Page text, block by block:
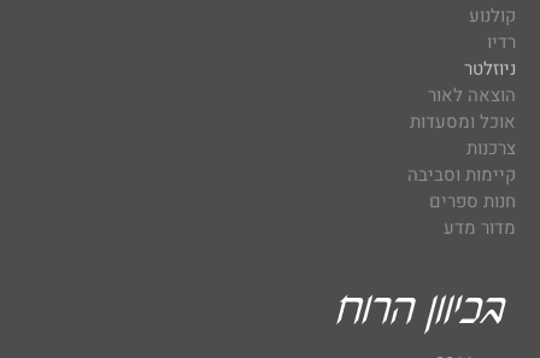
קולנוע
רדיו
ניוזלטר
הוצאה לאור
אוכל ומסעדות
צרכנות
קיימות וסביבה
חנות ספרים
מדור מדע